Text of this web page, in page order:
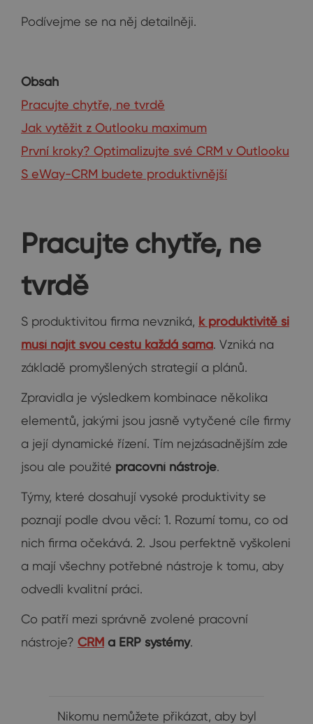
Podívejme se na něj detailněji.
Obsah
Pracujte chytře, ne tvrdě
Jak vytěžit z Outlooku maximum
První kroky? Optimalizujte své CRM v Outlooku
S eWay-CRM budete produktivnější
Pracujte chytře, ne
tvrdě
S produktivitou firma nevzniká, k produktivitě si
musí najít svou cestu každá sama. Vzniká na
základě promyšlených strategií a plánů.
Zpravidla je výsledkem kombinace několika
elementů, jakými jsou jasně vytyčené cíle firmy
a její dynamické řízení. Tím nejzásadnějším zde
jsou ale použité pracovní nástroje.
Týmy, které dosahují vysoké produktivity se
poznají podle dvou věcí: 1. Rozumí tomu, co od
nich firma očekává. 2. Jsou perfektně vyškoleni
a mají všechny potřebné nástroje k tomu, aby
odvedli kvalitní práci.
Co patří mezi správně zvolené pracovní
nástroje? CRM a ERP systémy.
Nikomu nemůžete přikázat, aby byl